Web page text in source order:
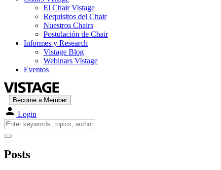
El Chair Vistage
Requisitos del Chair
Nuestros Chairs
Postulación de Chair
Informes y Research
Vistage Blog
Webinars Vistage
Eventos
Become a Member
Login
Posts